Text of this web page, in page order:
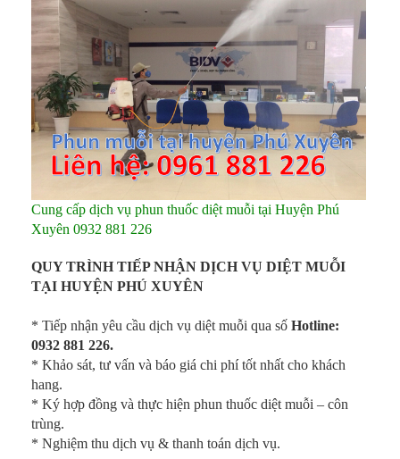
Cung cấp dịch vụ phun thuốc diệt muỗi tại Huyện Phú
Xuyên 0932 881 226
QUY TRÌNH TIẾP NHẬN DỊCH VỤ DIỆT MUỖI
TẠI HUYỆN PHÚ XUYÊN
* Tiếp nhận yêu cầu dịch vụ diệt muỗi qua số Hotline:
0932 881 226.
* Khảo sát, tư vấn và báo giá chi phí tốt nhất cho khách
hang.
* Ký hợp đồng và thực hiện phun thuốc diệt muỗi – côn
trùng.
* Nghiệm thu dịch vụ & thanh toán dịch vụ.